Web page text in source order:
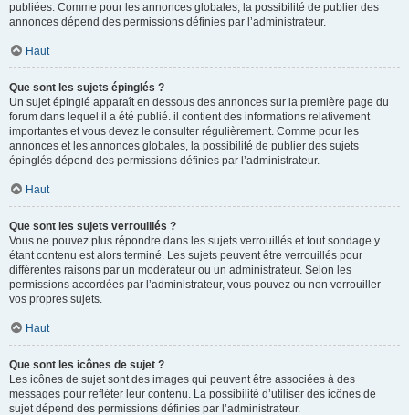
publiées. Comme pour les annonces globales, la possibilité de publier des
annonces dépend des permissions définies par l’administrateur.
Haut
Que sont les sujets épinglés ?
Un sujet épinglé apparaît en dessous des annonces sur la première page du
forum dans lequel il a été publié. il contient des informations relativement
importantes et vous devez le consulter régulièrement. Comme pour les
annonces et les annonces globales, la possibilité de publier des sujets
épinglés dépend des permissions définies par l’administrateur.
Haut
Que sont les sujets verrouillés ?
Vous ne pouvez plus répondre dans les sujets verrouillés et tout sondage y
étant contenu est alors terminé. Les sujets peuvent être verrouillés pour
différentes raisons par un modérateur ou un administrateur. Selon les
permissions accordées par l’administrateur, vous pouvez ou non verrouiller
vos propres sujets.
Haut
Que sont les icônes de sujet ?
Les icônes de sujet sont des images qui peuvent être associées à des
messages pour refléter leur contenu. La possibilité d’utiliser des icônes de
sujet dépend des permissions définies par l’administrateur.